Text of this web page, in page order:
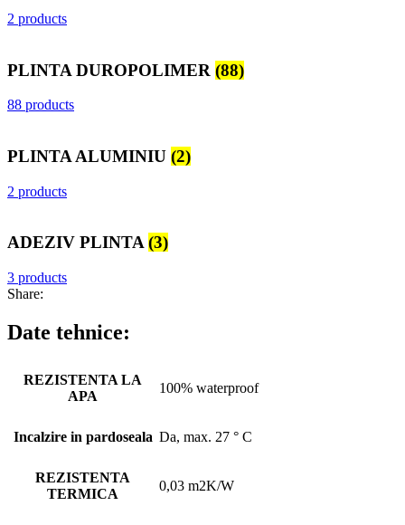
2 products
PLINTA DUROPOLIMER (88)
88 products
PLINTA ALUMINIU (2)
2 products
ADEZIV PLINTA(3)
3 products
Share:
Date tehnice:
REZISTENTA LA
APA
100% waterproof
Incalzire in pardoseala Da, max. 27 ° C
REZISTENTA
TERMICA
0,03 m2K/W